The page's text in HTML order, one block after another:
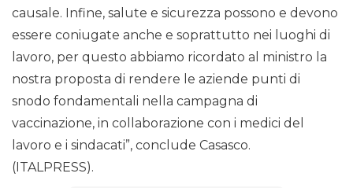
causale. Infine, salute e sicurezza possono e devono
essere coniugate anche e soprattutto nei luoghi di
lavoro, per questo abbiamo ricordato al ministro la
nostra proposta di rendere le aziende punti di
snodo fondamentali nella campagna di
vaccinazione, in collaborazione con i medici del
lavoro e i sindacati”, conclude Casasco.
(ITALPRESS).